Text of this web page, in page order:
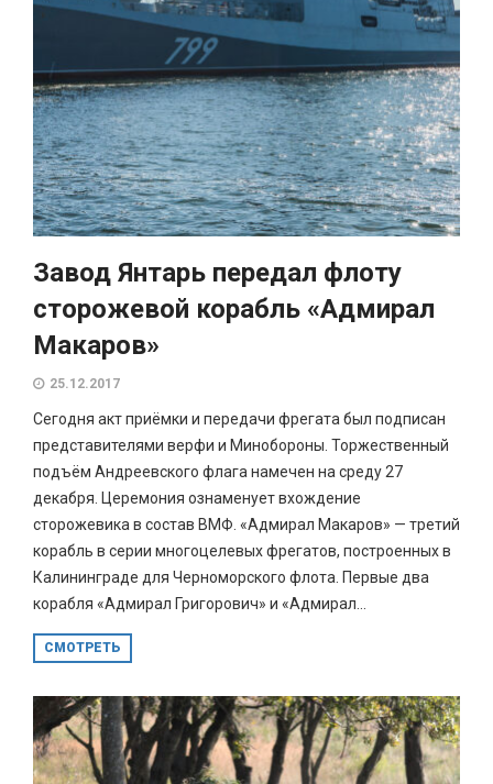
Завод Янтарь передал флоту
сторожевой корабль «Адмирал
Макаров»
25.12.2017
Сегодня акт приёмки и передачи фрегата был подписан
представителями верфи и Минобороны. Торжественный
подъём Андреевского флага намечен на среду 27
декабря. Церемония ознаменует вхождение
сторожевика в состав ВМФ. «Адмирал Макаров» — третий
корабль в серии многоцелевых фрегатов, построенных в
Калининграде для Черноморского флота. Первые два
корабля «Адмирал Григорович» и «Адмирал...
СМОТРЕТЬ